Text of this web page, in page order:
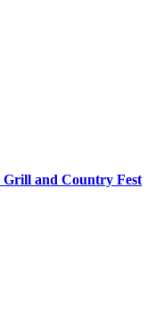
Grill and Country Fest